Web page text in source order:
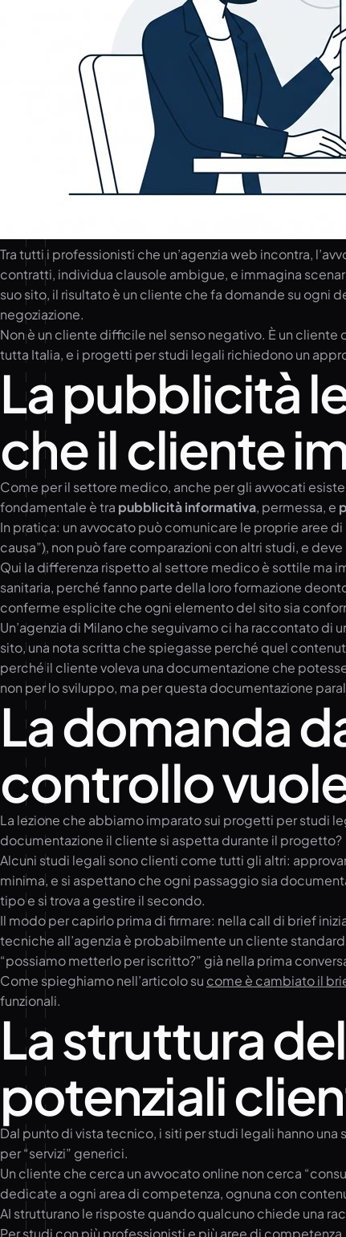
Tra tutti i professionisti che un’agenzia web incontra,
contratti, individua clausole ambigue, e immagina
suo sito, il risultato è un cliente che fa domande su ogni
negoziazione.
Non è un cliente difficile nel senso negativo. È un
tutta Italia, e i progetti per studi legali richiedono un
La pubblicità
che il cliente
Come per il settore medico, anche per gli avvocati
fondamentale è tra pubblicità informativa, permessa, e
In pratica: un avvocato può comunicare le proprie aree
causa”), non può fare comparazioni con altri studi, e
Qui la differenza rispetto al settore medico è sottile ma
sanitaria, perché fanno parte della loro formazione
conferme esplicite che ogni elemento del sito sia
Un’agenzia di Milano che seguivamo ci ha raccontato
sito, una nota scritta che spiegasse perché quel
perché il cliente voleva una documentazione che
non per lo sviluppo, ma per questa documentazione
La domanda
controllo
La lezione che abbiamo imparato sui progetti per studi
documentazione il cliente si aspetta durante il progetto?
Alcuni studi legali sono clienti come tutti gli altri:
minima, e si aspettano che ogni passaggio sia
tipo e si trova a gestire il secondo.
Il modo per capirlo prima di firmare: nella call di brief
tecniche all’agenzia è probabilmente un cliente
“possiamo metterlo per iscritto?” già nella prima
Come spieghiamo nell’articolo su come è cambiato il
funzionali.
La struttura
potenziali
Dal punto di vista tecnico, i siti per studi legali hanno
per “servizi” generici.
Un cliente che cerca un avvocato online non cerca
dedicate a ogni area di competenza, ognuna con
AI strutturano le risposte quando qualcuno chiede una
Per studi con più professionisti e più aree di